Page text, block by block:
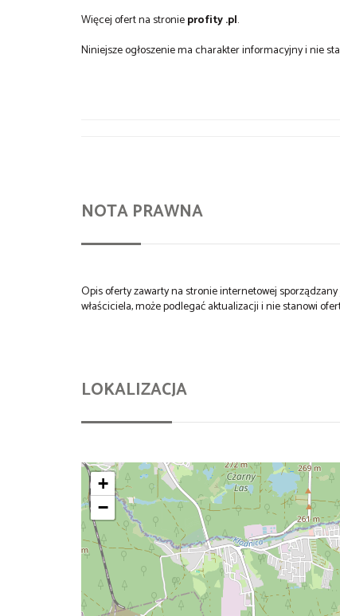
Więcej ofert na stronieprofity .pl.
Niniejsze ogłoszenie ma charakter informacyjny i nie
NOTA PRAWNA
Opis oferty zawarty na stronie internetowej
właściciela, może podlegać aktualizacji i nie stanowi
LOKALIZACJA
+
−